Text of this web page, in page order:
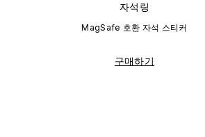
자석링
MagSafe 호환 자석 스티커
구매하기